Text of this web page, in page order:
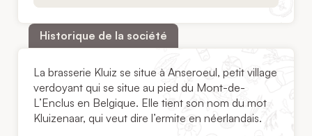
Historique de la société
La brasserie Kluiz se situe à Anseroeul, petit village
verdoyant qui se situe au pied du Mont-de-
L’Enclus en Belgique. Elle tient son nom du mot
Kluizenaar, qui veut dire l’ermite en néerlandais.